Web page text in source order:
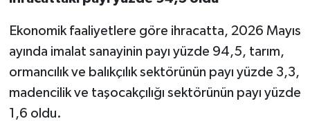
Ekonomik faaliyetlere göre ihracatta, 2026 Mayıs
ayında imalat sanayinin payı yüzde 94,5, tarım,
ormancılık ve balıkçılık sektörünün payı yüzde 3,3,
madencilik ve taşocakçılığı sektörünün payı yüzde
1,6 oldu.